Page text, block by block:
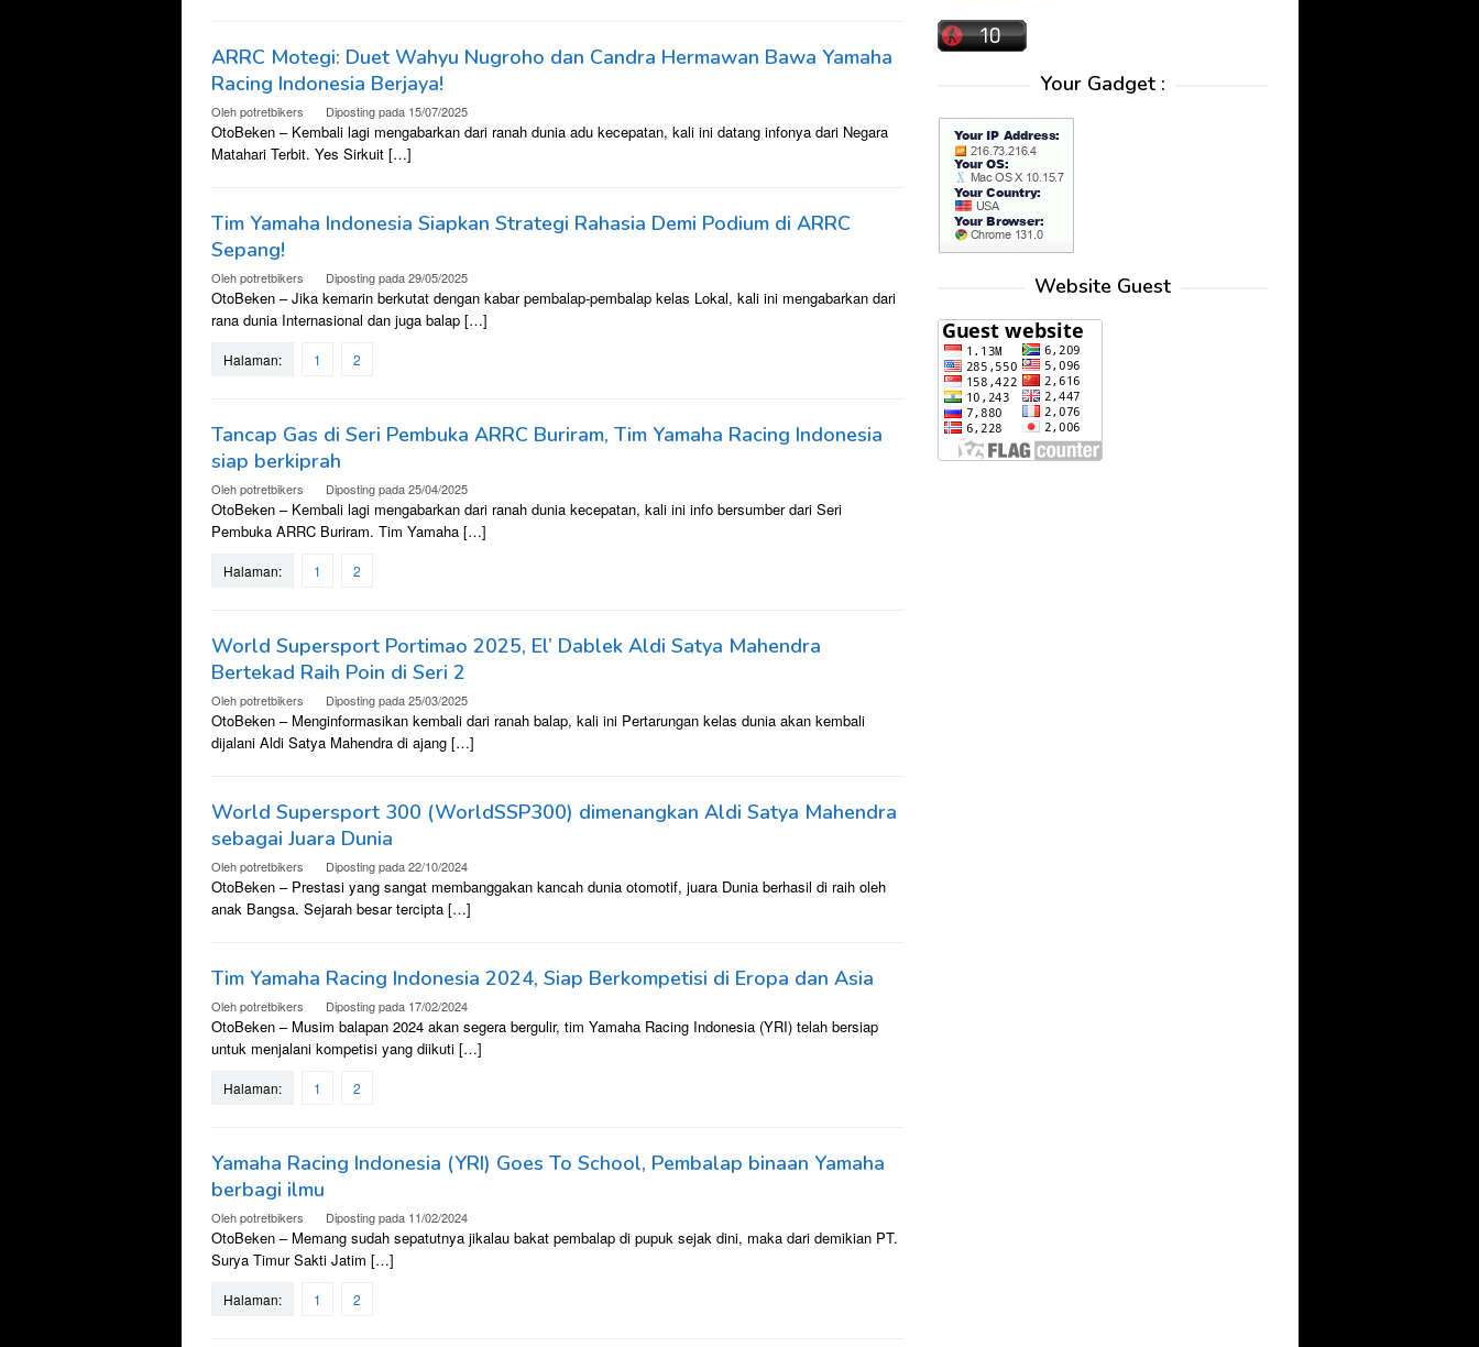
ARRC Motegi: Duet Wahyu Nugroho dan Candra Hermawan Bawa Yamaha
Racing Indonesia Berjaya!
Olehpotretbikers Diposting pada 15/07/2025
OtoBeken – Kembali lagi mengabarkan dari ranah dunia adu kecepatan, kali ini datang infonya dari Negara
Matahari Terbit. Yes Sirkuit […]
Tim Yamaha Indonesia Siapkan Strategi Rahasia Demi Podium di ARRC
Sepang!
Olehpotretbikers Diposting pada29/05/2025
OtoBeken – Jika kemarin berkutat dengan kabar pembalap-pembalap kelas Lokal, kali ini mengabarkan dari
rana dunia Internasional dan juga balap […]
Halaman: 1 2
Tancap Gas di Seri Pembuka ARRC Buriram, Tim Yamaha Racing Indonesia
siap berkiprah
Olehpotretbikers Diposting pada25/04/2025
OtoBeken – Kembali lagi mengabarkan dari ranah dunia kecepatan, kali ini info bersumber dari Seri
Pembuka ARRC Buriram. Tim Yamaha […]
Halaman: 1 2
World Supersport Portimao 2025, El’ Dablek Aldi Satya Mahendra
Bertekad Raih Poin di Seri 2
Olehpotretbikers Diposting pada25/03/2025
OtoBeken – Menginformasikan kembali dari ranah balap, kali ini Pertarungan kelas dunia akan kembali
dijalani Aldi Satya Mahendra di ajang […]
World Supersport 300 (WorldSSP300) dimenangkan Aldi Satya Mahendra
sebagai Juara Dunia
Olehpotretbikers Diposting pada22/10/2024
OtoBeken – Prestasi yang sangat membanggakan kancah dunia otomotif, juara Dunia berhasil di raih oleh
anak Bangsa. Sejarah besar tercipta […]
Tim Yamaha Racing Indonesia 2024, Siap Berkompetisi di Eropa dan Asia
Olehpotretbikers Diposting pada 17/02/2024
OtoBeken – Musim balapan 2024 akan segera bergulir, tim Yamaha Racing Indonesia (YRI) telah bersiap
untuk menjalani kompetisi yang diikuti […]
Halaman: 1 2
Yamaha Racing Indonesia (YRI) Goes To School, Pembalap binaan Yamaha
berbagi ilmu
Olehpotretbikers Diposting pada 11/02/2024
OtoBeken – Memang sudah sepatutnya jikalau bakat pembalap di pupuk sejak dini, maka dari demikian PT.
Surya Timur Sakti Jatim […]
Halaman: 1 2
Your Gadget :
Website Guest